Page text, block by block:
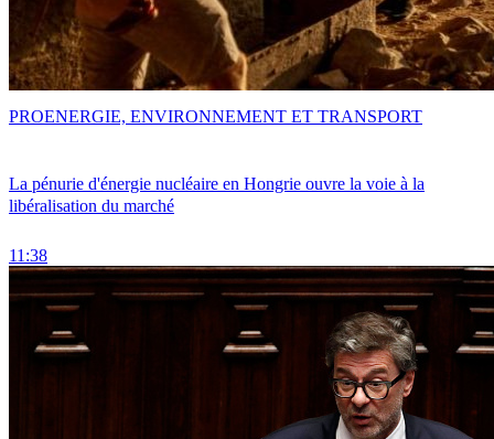
La pénurie d'énergie nucléaire en Hongrie ouvre la voie à la
libéralisation du marché
11:38
PROENERGIE, ENVIRONNEMENT ET TRANSPORT